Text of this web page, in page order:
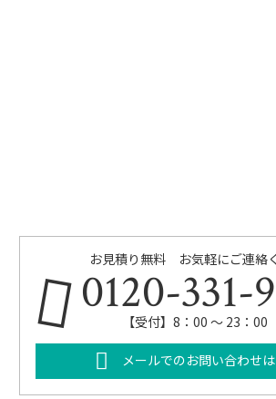
お見積り無料 お気軽にご連絡
0120-331-
【受付】8：00 ～ 23：
メールでのお問い合わせ